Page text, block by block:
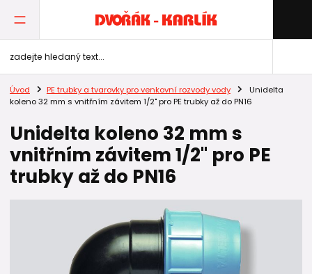
Úvod PE trubky a tvarovky pro venkovní rozvody vody
Unidelta
koleno 32 mm s vnitřním závitem 1/2" pro PE trubky až do PN16
Unidelta koleno 32 mm s
vnitřním závitem 1/2" pro PE
trubky až do PN16